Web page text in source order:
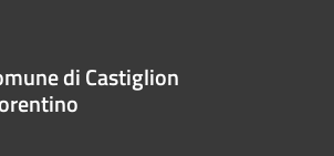
di Castiglion